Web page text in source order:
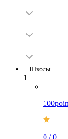
Школы
1
0 /0